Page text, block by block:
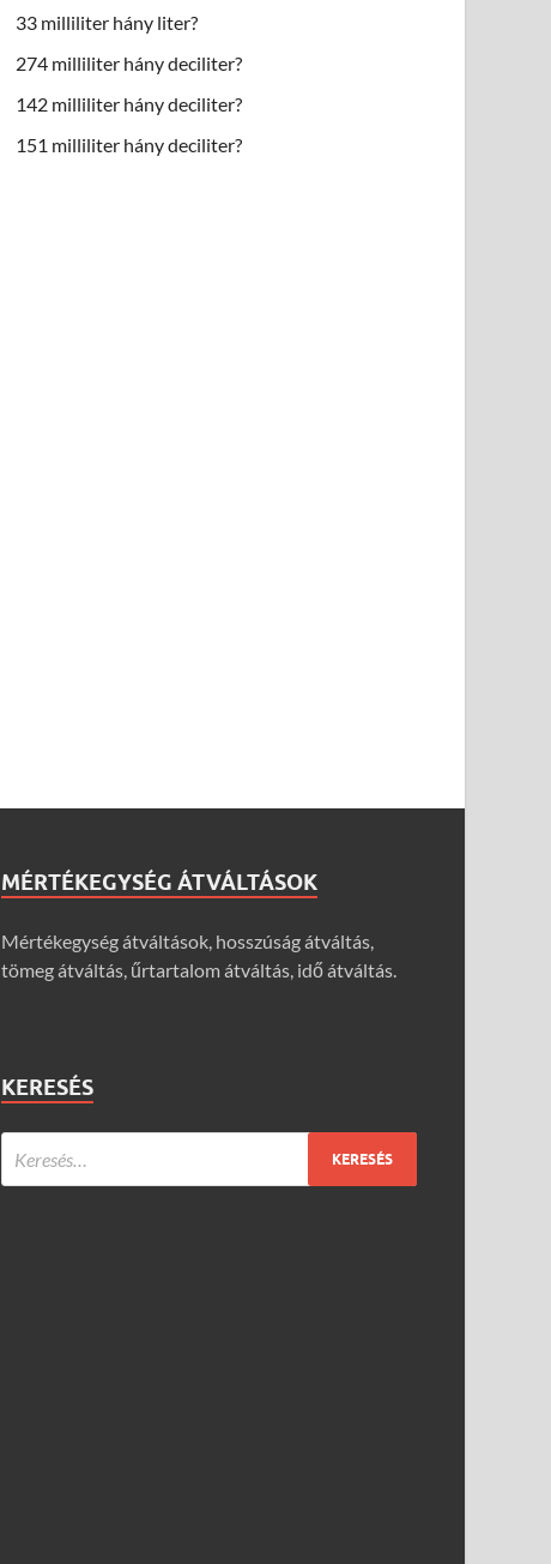
33 milliliter hány liter?
274 milliliter hány deciliter?
142 milliliter hány deciliter?
151 milliliter hány deciliter?
MÉRTÉKEGYSÉG ÁTVÁLTÁSOK
Mértékegység átváltások, hosszúság átváltás,
tömeg átváltás, űrtartalom átváltás, idő átváltás.
KERESÉS